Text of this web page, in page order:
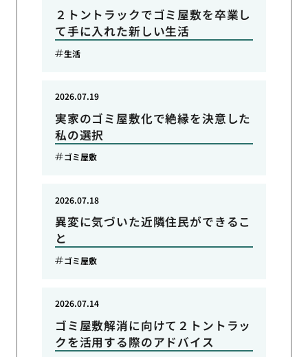
２トントラックでゴミ屋敷を卒業し
て手に入れた新しい生活
生活
実家のゴミ屋敷化で絶縁を決意した
私の選択
2026.07.19
ゴミ屋敷
異変に気づいた近隣住民ができるこ
と
2026.07.18
ゴミ屋敷
ゴミ屋敷解消に向けて２トントラッ
クを活用する際のアドバイス
2026.07.14